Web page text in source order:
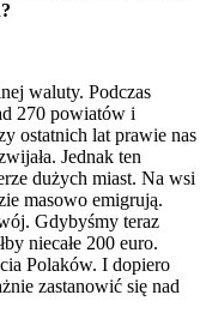
waluty. Podczas
270 powiatów i
ostatnich lat prawie nas
Jednak ten
dużych miast. Na wsi
masowo emigrują.
Gdybyśmy teraz
niecałe 200 euro.
Polaków. I dopiero
zastanowić się nad